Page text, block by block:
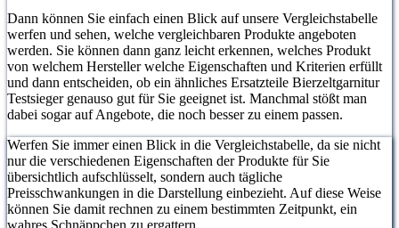
Dann können Sie einfach einen Blick auf unsere Vergleichstabelle
werfen und sehen, welche vergleichbaren Produkte angeboten
werden. Sie können dann ganz leicht erkennen, welches Produkt
von welchem Hersteller welche Eigenschaften und Kriterien erfüllt
und dann entscheiden, ob ein ähnliches Ersatzteile Bierzeltgarnitur
Testsieger genauso gut für Sie geeignet ist. Manchmal stößt man
dabei sogar auf Angebote, die noch besser zu einem passen.
Werfen Sie immer einen Blick in die Vergleichstabelle, da sie nicht
nur die verschiedenen Eigenschaften der Produkte für Sie
übersichtlich aufschlüsselt, sondern auch tägliche
Preisschwankungen in die Darstellung einbezieht. Auf diese Weise
können Sie damit rechnen zu einem bestimmten Zeitpunkt, ein